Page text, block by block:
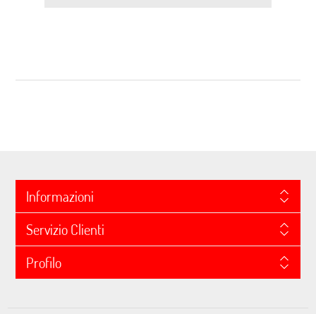
Informazioni
Servizio Clienti
Profilo